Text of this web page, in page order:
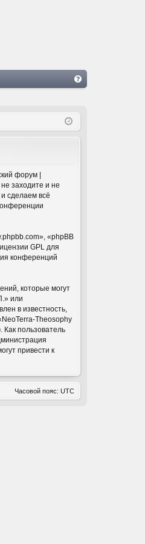
Q
форум |
заходите и не
сделаем всё
«phpBB
GPL для
конференций
которые могут
или
в известность,
Theosophy
пользователь
привести к
Часовой пояс: UTC